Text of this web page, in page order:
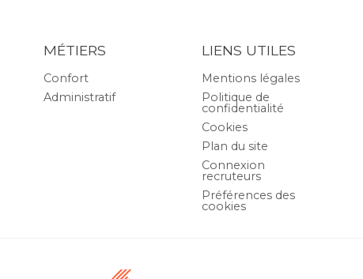
MÉTIERS
Confort
Administratif
LIENS UTILES
Mentions légales
Politique de
confidentialité
Cookies
Plan du site
Connexion
recruteurs
Préférences des
cookies